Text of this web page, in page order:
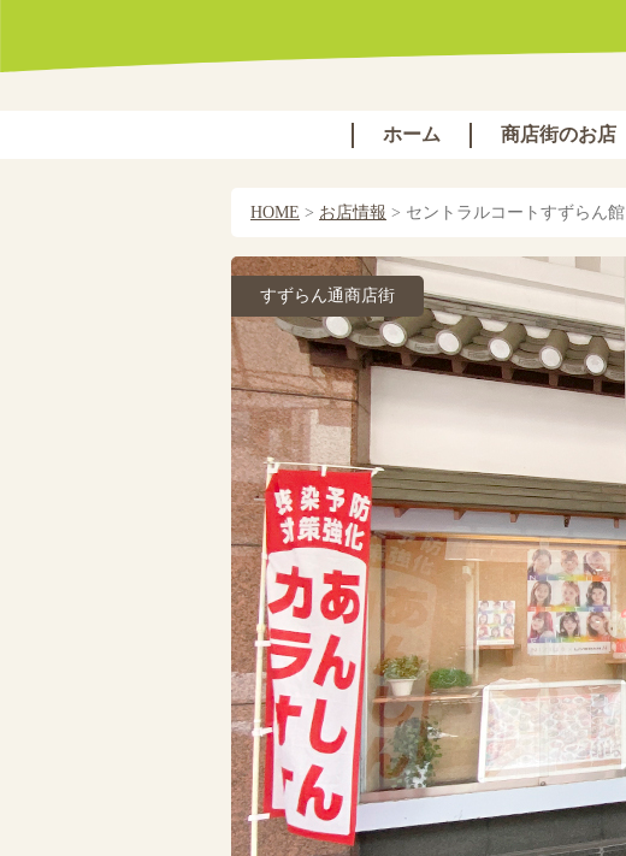
ホーム 商店街のお店
HOME > お店情報 > セントラルコートすずらん館
すずらん通商店街